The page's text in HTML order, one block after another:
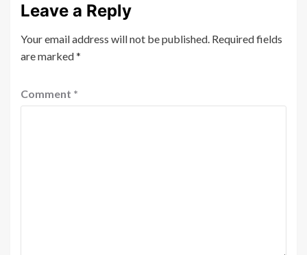
Leave a Reply
Your email address will not be published. Required fields
are marked*
Comment *